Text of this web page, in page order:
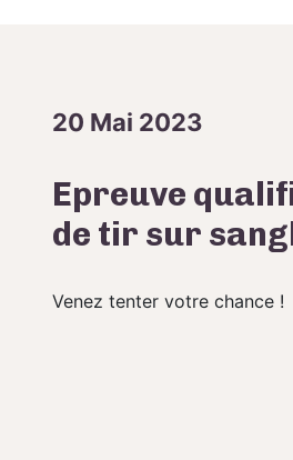
20 Mai 2023
Epreuve
de tir sur
Venez tenter votre chance !